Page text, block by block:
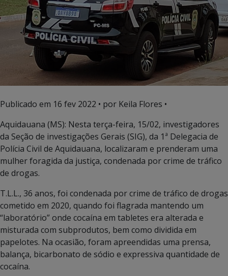
Publicado em 16 fev 2022 • por Keila Flores •
Aquidauana (MS): Nesta terça-feira, 15/02, investigadores
da Seção de investigações Gerais (SIG), da 1ª Delegacia de
Polícia Civil de Aquidauana, localizaram e prenderam uma
mulher foragida da justiça, condenada por crime de tráfico
de drogas.
T.L.L., 36 anos, foi condenada por crime de tráfico de drogas
cometido em 2020, quando foi flagrada mantendo um
“laboratório” onde cocaína em tabletes era alterada e
misturada com subprodutos, bem como dividida em
papelotes. Na ocasião, foram apreendidas uma prensa,
balança, bicarbonato de sódio e expressiva quantidade de
cocaína.